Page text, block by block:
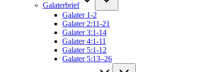
Galaterbrief
Galater 1-2
Galater 2:11-21
Galater 3:1-14
Galater 4:1-11
Galater 5:1-12
Galater 5:13–26